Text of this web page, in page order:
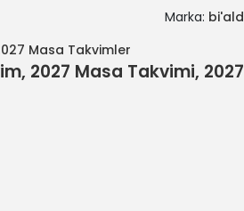
Marka:
Masa Takvimler
2027 Masa Takvimi, 2027